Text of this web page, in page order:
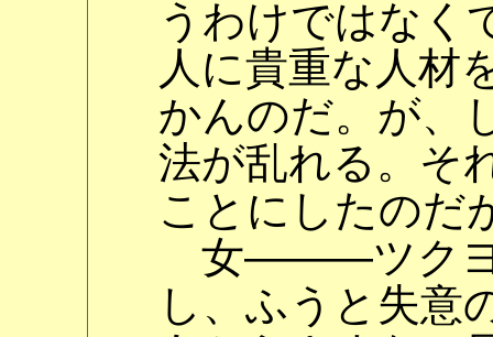
うわけではなく
人に貴重な人材
かんのだ。が、
法が乱れる。そ
ことにしたの
女―――ツクヨ
し、ふうと失意